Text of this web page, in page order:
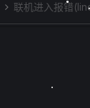
联机进入报错